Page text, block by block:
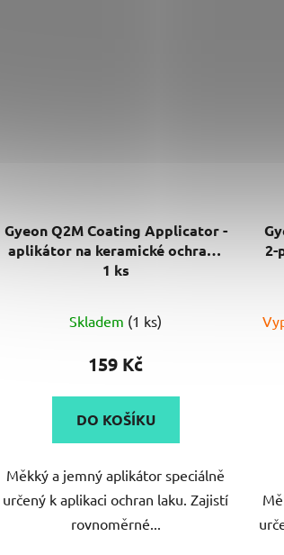
Gyeon Q2M Coating Applicator -
aplikátor na keramické ochrany
1 ks
Skladem (1 ks)
159 Kč
DO KOŠÍKU
Měkký a jemný aplikátor speciálně
určený k aplikaci ochran laku. Zajistí
rovnoměrné...
2-